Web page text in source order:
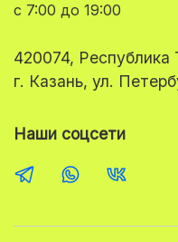
с 7:00 до 19:00
420074, Республика
г. Казань, ул.
Наши соцсети